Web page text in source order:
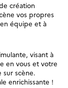
création
vos propres
équipe et à
visant à
en vous et votre
scène.
enrichissante !